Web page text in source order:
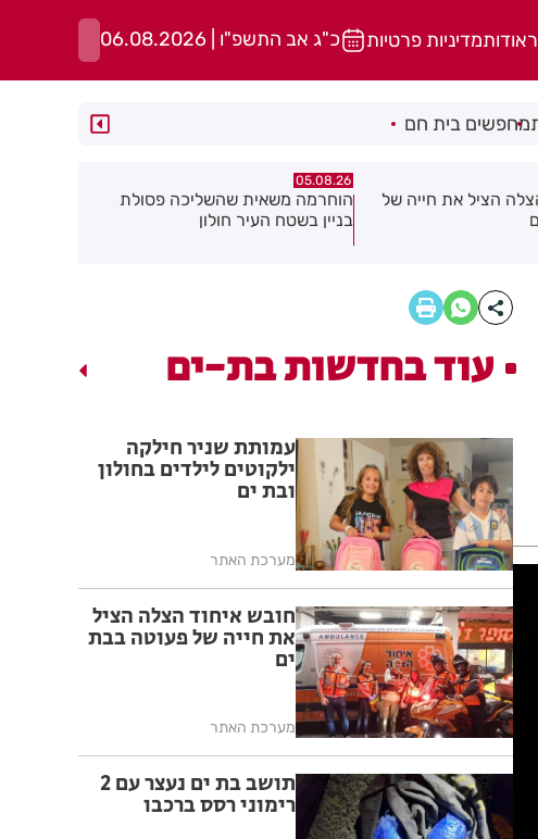
אודותמדיניות פרטיות כ"ג אב התשפ"ו | 06.08.2026
מחפשים בית חם
שהשליכה פסולת
חולון
05.08.26
תושב בת ים נעצר עם 2 רימוני רסס
ברכבו
עוד בחדשות בת-ים
עמותת שניר חילקה
ילקוטים לילדים בחולון
ובת ים
מערכת האתר
חובש איחוד הצלה הציל
את חייה של פעוטה בבת
ים
מערכת האתר
תושב בת ים נעצר עם 2
רימוני רסס ברכבו